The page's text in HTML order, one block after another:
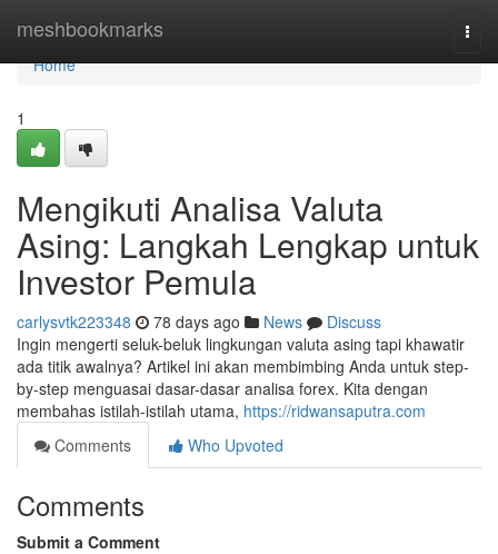
meshbookmarks
Home
Home
1
Mengikuti Analisa Valuta
Asing: Langkah Lengkap untuk
Investor Pemula
carlysvtk223348 78 days ago News
Discuss
Ingin mengerti seluk-beluk lingkungan valuta asing tapi khawatir
ada titik awalnya? Artikel ini akan membimbing Anda untuk step-
by-step menguasai dasar-dasar analisa forex. Kita dengan
membahas istilah-istilah utama, https://ridwansaputra.com
Comments
Who Upvoted
Comments
Submit a Comment